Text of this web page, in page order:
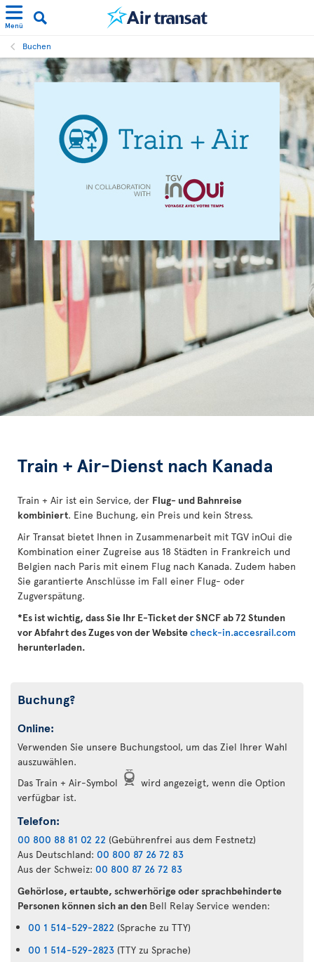
Menü
Buchen
Train + Air-Dienst nach Kanada
Train + Air ist ein Service, der Flug- und Bahnreise
kombiniert. Eine Buchung, ein Preis und kein Stress.
Air Transat bietet Ihnen in Zusammenarbeit mit TGV inOui die
Kombination einer Zugreise aus 18 Städten in Frankreich und
Belgien nach Paris mit einem Flug nach Kanada. Zudem haben
Sie garantierte Anschlüsse im Fall einer Flug- oder
Zugverspätung.
*Es ist wichtig, dass Sie Ihr E-Ticket der SNCF ab 72 Stunden
vor Abfahrt des Zuges von der Websitecheck-in.accesrail.com
herunterladen.
Buchung?
Online:
Verwenden Sie unsere Buchungstool, um das Ziel Ihrer Wahl
auszuwählen.
Das Train + Air-Symbol
wird angezeigt, wenn die Option
verfügbar ist.
Telefon:
00 800 88 81 02 22 (Gebührenfrei aus dem Festnetz)
Aus Deutschland: 00 800 87 26 72 83
Aus der Schweiz: 00 800 87 26 72 83
Gehörlose, ertaubte, schwerhörige oder sprachbehinderte
Personen können sich an den Bell Relay Service wenden:
00 1 514-529-2822 (Sprache zu TTY)
00 1 514-529-2823 (TTY zu Sprache)